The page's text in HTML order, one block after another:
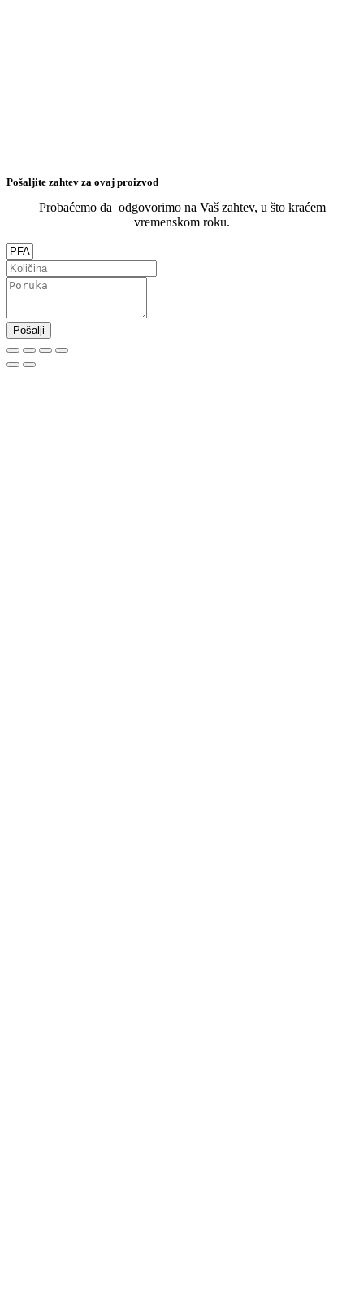
Pošaljite zahtev za ovaj proizvod
Probaćemo da odgovorimo na Vaš zahtev, u što kraćem
vremenskom roku.
Pošalji